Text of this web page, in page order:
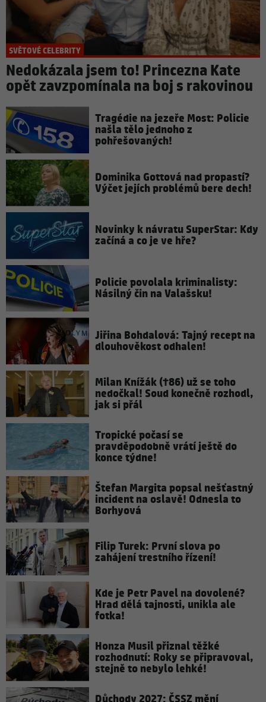
SVĚTOVÉ CELEBRITY
Nedokázala jsem to! Princezna Kate
opět zavzpomínala na boj s rakovinou
Tragédie na jezeře Most: Policie
našla tělo jednoho z
pohřešovaných!
Dominika Gottová nad propastí?
Výčet jejích problémů bere dech!
Novinky k návratu SuperStar: Kdy
začíná a co je ve hře?
Policie povolala kriminalisty:
Násilný čin na Valašsku!
Jiřina Bohdalová: Tajný recept na
dlouhověkost odhalen!
Milan Knížák (†86) už se toho
nedočkal! Soud konečně rozhodl,
jak si přál
Tropické počasí se
pravděpodobně vrátí ještě do
konce týdne!
Štefan Margita popsal nešťastný
incident na oslavě! Odnesla to
Borhyová
Filip Turek: První slova po
zahájení trestního řízení!
Kde je Petr Pavel na dovolené?
Hrad dělá tajnosti, unikla ale
fotka!
Honza Musil přiznal těžké
rozhodnutí: Roky se připravoval,
stejně to nebylo lehké!
Důchody 2027: ČSSZ mění